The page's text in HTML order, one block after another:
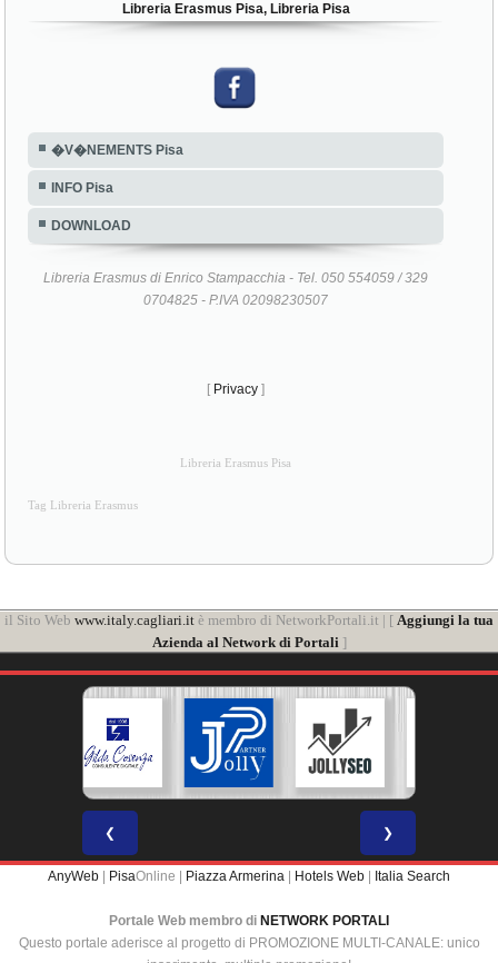
Libreria Erasmus Pisa, Libreria Pisa
�V�NEMENTS Pisa
INFO Pisa
DOWNLOAD
Libreria Erasmus di Enrico Stampacchia - Tel. 050 554059 / 329
0704825 - P.IVA 02098230507
[ Privacy ]
Libreria Erasmus Pisa
Tag Libreria Erasmus
il Sito Web www.italy.cagliari.it è membro di NetworkPortali.it | [ Aggiungi la tua
Azienda al Network di Portali ]
❮ ❯
AnyWeb | PisaOnline | Piazza Armerina | Hotels Web | Italia Search
Portale Web membro di NETWORK PORTALI
Questo portale aderisce al progetto di PROMOZIONE MULTI-CANALE: unico